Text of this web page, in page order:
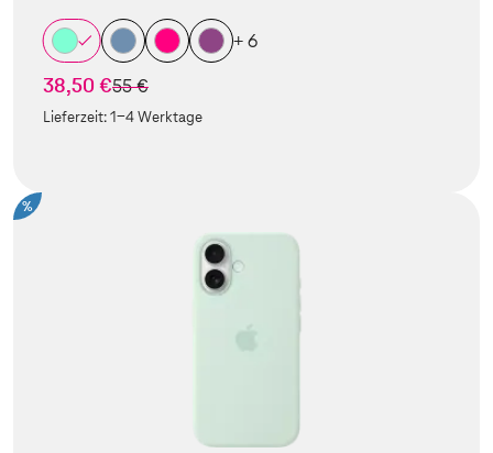
+ 6
38,50 €statt
55 €
Lieferzeit:1-4 Werktage
%